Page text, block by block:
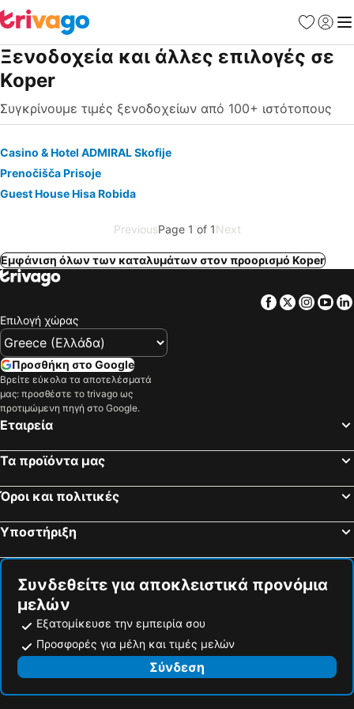
Ξενοδοχεία και άλλες επιλογές σε
Koper
Συγκρίνουμε τιμές ξενοδοχείων από 100+ ιστότοπους
Casino & Hotel ADMIRAL Skofije
Prenočišča Prisoje
Guest House Hisa Robida
PreviousPage 1 of 1Next
Εμφάνιση όλων των καταλυμάτων στον προορισμό Koper
Facebook
Twitter
Επιλογή χώρας
Προσθήκη στο Google
Βρείτε εύκολα τα αποτελέσματά
μας: προσθέστε το trivago ως
προτιμώμενη πηγή στο Google.
Εταιρεία
Τα προϊόντα μας
Όροι και πολιτικές
Υποστήριξη
Συνδεθείτε για αποκλειστικά προνόμια
μελών
Εξατομίκευσε την εμπειρία σου
Προσφορές για μέλη και τιμές μελών
Σύνδεση